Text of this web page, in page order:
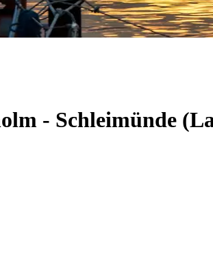
- Schleimünde